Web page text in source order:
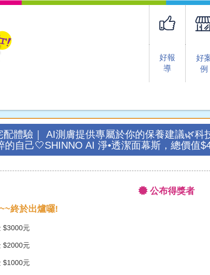
好報
導
好
例
配體驗｜ AI測膚提供專屬於你的保養建議🌿
的自己🤍SHINNO AI 淨•透潔面幕斯，總價值
公布得獎者
終於出爐囉!
元
元
元